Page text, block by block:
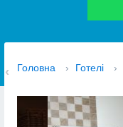
Головна › Готелі ›